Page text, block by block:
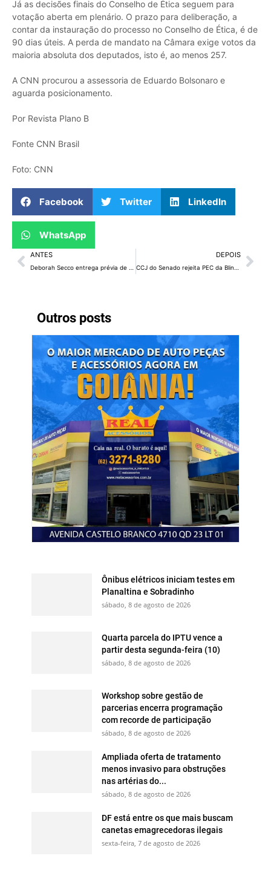
Outros posts
Ônibus elétricos iniciam testes em
Planaltina e Sobradinho
sábado, 8 de agosto de 2026
Quarta parcela do IPTU vence a
partir desta segunda-feira (10)
sábado, 8 de agosto de 2026
Workshop sobre gestão de
parcerias encerra programação
com recorde de participação
sábado, 8 de agosto de 2026
Ampliada oferta de tratamento
menos invasivo para obstruções
nas artérias do...
sábado, 8 de agosto de 2026
DF está entre os que mais buscam
canetas emagrecedoras ilegais
sexta-feira, 7 de agosto de 2026
Já as decisões finais do Conselho de Ética seguem para
votação aberta em plenário. O prazo para deliberação, a
contar da instauração do processo no Conselho de Ética, é de
90 dias úteis. A perda de mandato na Câmara exige votos da
maioria absoluta dos deputados, isto é, ao menos 257.
A CNN procurou a assessoria de Eduardo Bolsonaro e
aguarda posicionamento.
Por Revista Plano B
Fonte CNN Brasil
Foto: CNN
Facebook Twitter LinkedIn
WhatsApp
ANTES
Deborah Secco entrega prévia de “Bruna Surfistinha 2”
DEPOIS
CCJ do Senado rejeita PEC da Blindagem por unanimidade e arquiva proposta